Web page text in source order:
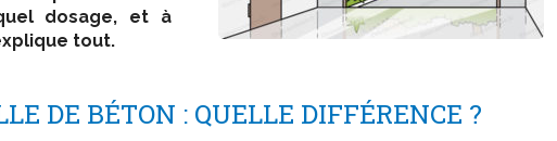
dosage, et à
tout.
DE BÉTON : QUELLE DIFFÉRENCE ?